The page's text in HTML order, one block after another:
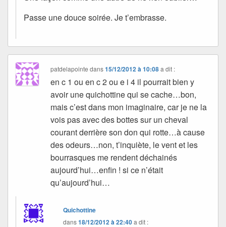
Passe une douce soirée. Je t’embrasse.
patdelapointe dans15/12/2012 à 10:08 a dit :
en c 1 ou en c 2 ou e i 4 il pourrait bien y
avoir une quichottine qui se cache…bon,
mais c’est dans mon imaginaire, car je ne la
vois pas avec des bottes sur un cheval
courant derrière son don qui rotte…à cause
des odeurs…non, t’inquiète, le vent et les
bourrasques me rendent déchainés
aujourd’hui…enfin ! si ce n’était
qu’aujourd’hui…
Quichottine
dans18/12/2012 à 22:40a dit :